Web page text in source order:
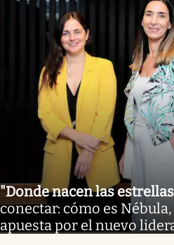
"Donde nacen las
conectar: cómo es
apuesta por el nuevo